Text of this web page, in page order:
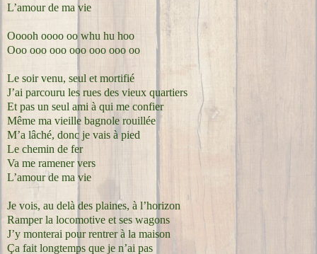
L’amour de ma vie
Ooooh oooo oo whu hu hoo
Ooo ooo ooo ooo ooo ooo oo
Le soir venu, seul et mortifié
J’ai parcouru les rues des vieux quartiers
Et pas un seul ami à qui me confier
Même ma vieille bagnole rouillée
M’a lâché, donc je vais à pied
Le chemin de fer
Va me ramener vers
L’amour de ma vie
Je vois, au delà des plaines, à l’horizon
Ramper la locomotive et ses wagons
J’y monterai pour rentrer à la maison
Ça fait longtemps que je n’ai pas